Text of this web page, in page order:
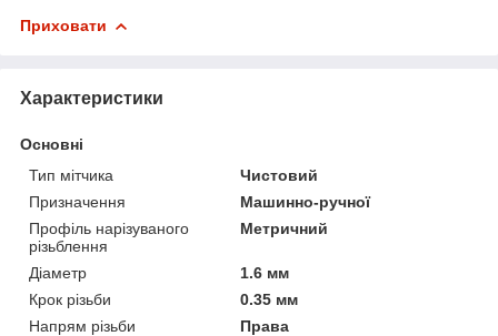
Приховати
Характеристики
Основні
Тип мітчика
Чистовий
Призначення
Машинно-ручної
Профіль нарізуваного
різьблення
Метричний
Діаметр
1.6 мм
Крок різьби
0.35 мм
Напрям різьби
Права